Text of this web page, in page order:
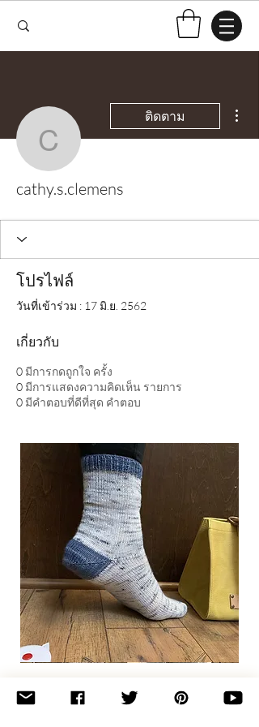
cathy.s.clemens
ติดตาม
cathy.s.clemens
โปรไฟล์
วันที่เข้าร่วม : 17 มิ.ย. 2562
เกี่ยวกับ
0 มีการกดถูกใจ ครั้ง
0 มีการแสดงความคิดเห็น รายการ
0 มีคำตอบที่ดีที่สุด คำตอบ
Basic
Adult
Socks